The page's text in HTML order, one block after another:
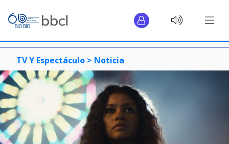
TV Y Espectáculo > Noticia